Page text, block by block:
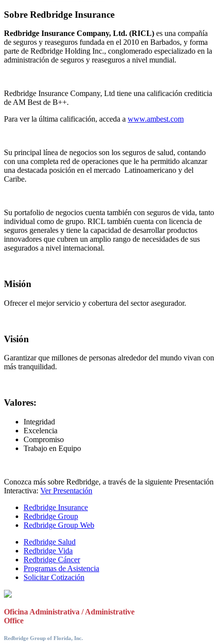
Sobre Redbridge Insurance
Redbridge Insurance Company, Ltd. (RICL) es una compañía
de seguros y reaseguros fundada en el 2010 en Barbados, y forma
parte de Redbridge Holding Inc., conglomerado especializado en la
administración de seguros y reaseguros a nivel mundial.
Redbridge Insurance Company, Ltd tiene una calificación crediticia
de AM Best de B++.
Para ver la última calificación, acceda a www.ambest.com
Su principal línea de negocios son los seguros de salud, contando
con una completa red de operaciones que le ha permitido alcanzar
una destacada posición en el mercado Latinoamericano y del
Caribe.
Su portafolio de negocios cuenta también con seguros de vida, tanto
individual como de grupo. RICL también cuenta con licencia de
seguros generales y tiene la capacidad de desarrollar productos
innovadores que cubren un amplio rango de necesidades de sus
asegurados a nivel internacional.
Misión
Ofrecer el mejor servicio y cobertura del sector asegurador.
Visión
Garantizar que millones de personas alrededor del mundo vivan con
más tranquilidad.
Valores:
Integridad
Excelencia
Compromiso
Trabajo en Equipo
Conozca más sobre Redbridge, a través de la siguiente Presentación
Interactiva: Ver Presentación
Redbridge Insurance
Redbridge Group
Redbridge Group Web
Redbridge Salud
Redbridge Vida
Redbridge Cáncer
Programas de Asistencia
Solicitar Cotización
Oficina Administrativa / Administrative
Office
Redbridge Group of Florida, Inc.